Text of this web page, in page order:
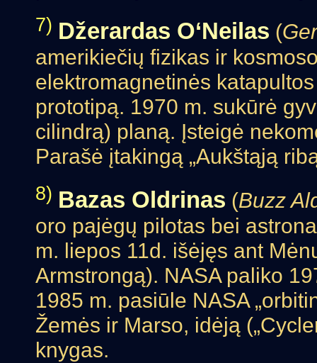
7) Džerardas O‘Neilas (
amerikiečių fizikas ir
elektromagnetinės
prototipą. 1970 m. sukūrė
cilindrą) planą. Įsteigė
Parašė įtakingą „Aukštąją
8) Bazas Oldrinas (Buzz
oro pajėgų pilotas bei
m. liepos 11d. išėjęs ant
Armstrongą). NASA paliko
1985 m. pasiūle NASA
Žemės ir Marso, idėją
knygas.